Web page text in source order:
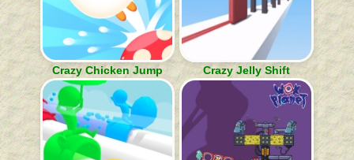
Crazy Chicken Jump Crazy Jelly Shift